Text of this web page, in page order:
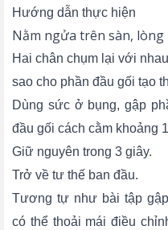
Hướng dẫn thực hiện
Nằm ngửa trên sàn,
Hai chân chụm lại với
sao cho phần đầu gối tạo
Dùng sức ở bụng, gập
đầu gối cách cằm khoảng
Giữ nguyên trong 3 giây.
Trở về tư thế ban đầu.
Tương tự như bài tập
có thể thoải mái điều